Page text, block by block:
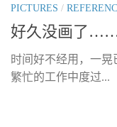
PICTURES /
好久没画了
时间好不经用，一
繁忙的工作中度过...